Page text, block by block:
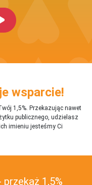
wsparcie!
1,5%. Przekazując nawet
publicznego, udzielasz
imieniu jesteśmy Ci
1,5%